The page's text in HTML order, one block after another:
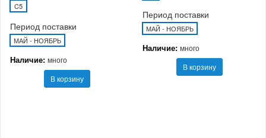
C5
Период поставки
МАЙ - НОЯБРЬ
Наличие: много
В корзину
Период поставки
МАЙ - НОЯБРЬ
Наличие: много
В корзину